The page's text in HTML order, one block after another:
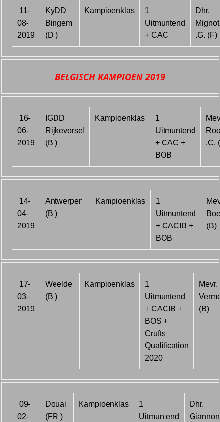
11-
08-
2019
KyDD
Bingem
(D )
Kampioenklas
1
Uitmuntend
+ CAC
Dhr.
Mignot
.G. (F)
BELGISCH KAMPIOEN 2019
16-
06-
2019
IGDD
Rijkevorsel
(B )
Kampioenklas
1
Uitmuntend
+ CAC +
BOB
.C.
14-
04-
2019
Antwerpen
(B )
Kampioenklas
1
Uitmuntend
+ CACIB +
BOB
(B)
17-
03-
2019
Weelde
(B )
Kampioenklas
1
Uitmuntend
+ CACIB +
BOS +
Crufts
Qualification
2020
Mevr.
(B)
09-
02-
Douai
(FR )
Kampioenklas
1
Uitmuntend
Dhr.